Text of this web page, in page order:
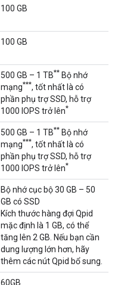
100 GB
100 GB
500 GB – 1 TB** Bộ nhớ
mạng***, tốt nhất là có
phần phụ trợ SSD, hỗ trợ
1000 IOPS trở lên*
500 GB – 1 TB** Bộ nhớ
mạng***, tốt nhất là có
phần phụ trợ SSD, hỗ trợ
1000 IOPS trở lên*
Bộ nhớ cục bộ 30 GB – 50
GB có SSD
Kích thước hàng đợi Qpid
mặc định là 1 GB, có thể
tăng lên 2 GB. Nếu bạn cần
dung lượng lớn hơn, hãy
thêm các nút Qpid bổ sung.
60GB